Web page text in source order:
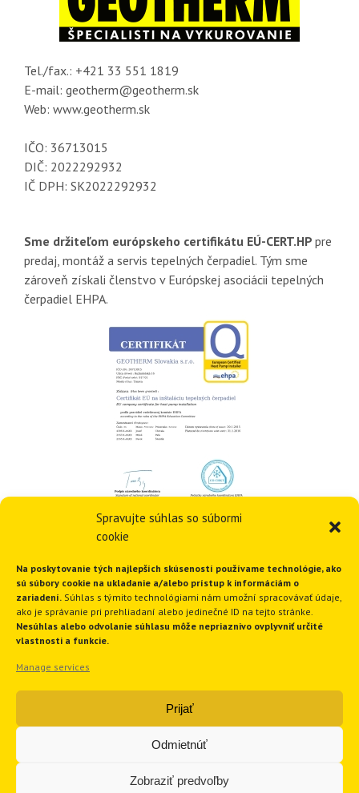
Spravujte súhlas so súbormi
cookie
Na poskytovanie tých najlepších skúseností používame technológie, ako
sú súbory cookie na ukladanie a/alebo prístup k informáciám o
zariadení. Súhlas s týmito technológiami nám umožní spracovávať údaje,
ako je správanie pri prehliadaní alebo jedinečné ID na tejto stránke.
Nesúhlas alebo odvolanie súhlasu môže nepriaznivo ovplyvniť určité
vlastnosti a funkcie.
Manage services
Prijať
Odmietnúť
Zobraziť predvoľby
Tel./fax.: +421 33 551 1819
E-mail: geotherm@geotherm.sk
Web: www.geotherm.sk
IČO: 36713015
DIČ: 2022292932
IČ DPH: SK2022292932
Sme držiteľom európskeho certifikátu EÚ-CERT.HP pre
predaj, montáž a servis tepelných čerpadiel. Tým sme
zároveň získali členstvo v Európskej asociácii tepelných
čerpadiel EHPA.
Odborný návrh …
Vyplňte prosím tento
Vám navrhnú najvhodnejší typ tepelného
a pošlú cenovú ponuku s